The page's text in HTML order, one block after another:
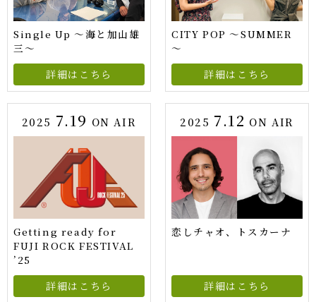
Single Up 〜海と加山雄
三〜
詳細はこちら
CITY POP ～SUMMER
～
詳細はこちら
2025 7.19 ON AIR
Getting ready for
FUJI ROCK FESTIVAL
’25
詳細はこちら
2025 7.12 ON AIR
恋しチャオ、トスカーナ
詳細はこちら